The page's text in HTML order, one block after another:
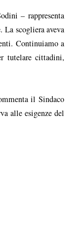
– rappresenta
La scogliera aveva
Continuiamo a
tutelare cittadini,
il Sindaco
alle esigenze del